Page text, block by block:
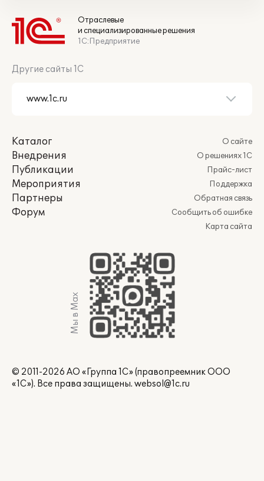
Отраслевые
и специализированные решения
1С:Предприятие
Другие сайты 1С
Каталог
Внедрения
Публикации
Мероприятия
Партнеры
Форум
О сайте
О решениях 1С
Прайс-лист
Поддержка
Обратная связь
Сообщить об ошибке
Карта сайта
Мы в Max
© 2011-2026 АО «Группа 1С» (правопреемник ООО
«1С»). Все права защищены. websol@1c.ru